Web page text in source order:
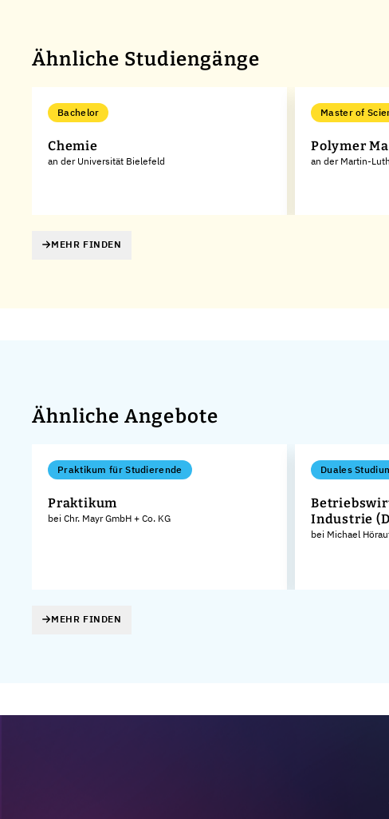
Ähnliche Studiengänge
Bachelor
Chemie
an der Universität Bielefeld
Master of
Polymer
an der Martin-
MEHR FINDEN
Ähnliche Angebote
Praktikum für Studierende
Praktikum
bei Chr. Mayr GmbH + Co. KG
Duales
Industrie
bei Michael
MEHR FINDEN